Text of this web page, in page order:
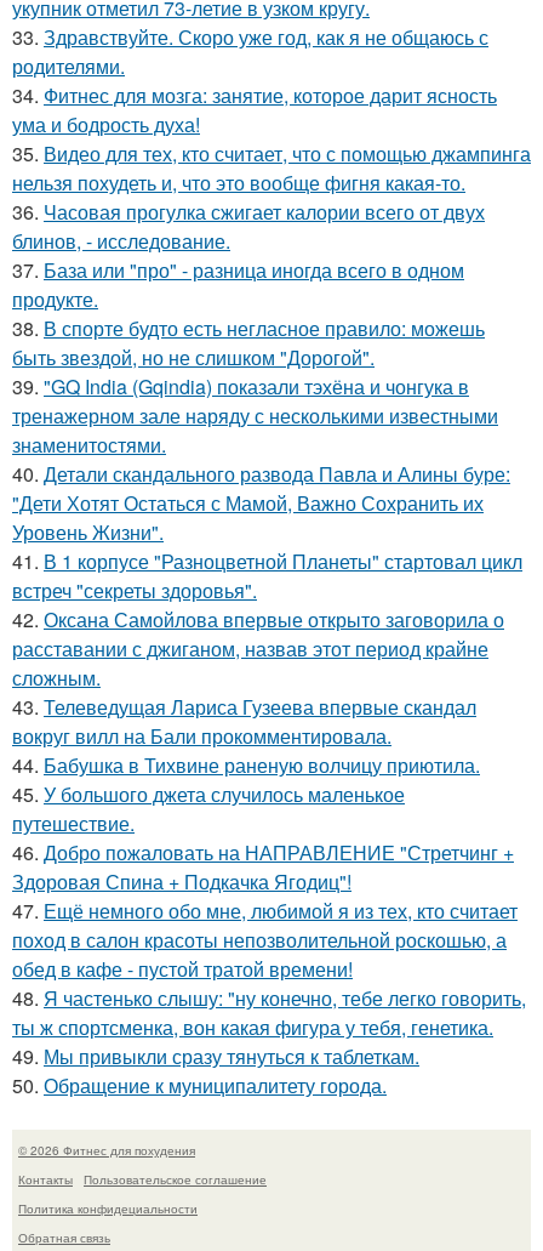
укупник отметил 73-летие в узком кругу.
33. Здравствуйте. Скоро уже год, как я не общаюсь с
родителями.
34. Фитнес для мозга: занятие, которое дарит ясность
ума и бодрость духа!
35. Видео для тех, кто считает, что с помощью джампинга
нельзя похудеть и, что это вообще фигня какая-то.
36. Часовая прогулка сжигает калории всего от двух
блинов, - исследование.
37. База или "про" - разница иногда всего в одном
продукте.
38. В спорте будто есть негласное правило: можешь
быть звездой, но не слишком "Дорогой".
39. "GQ India (Gqindia) показали тэхёна и чонгука в
тренажерном зале наряду с несколькими известными
знаменитостями.
40. Детали скандального развода Павла и Алины буре:
"Дети Хотят Остаться с Мамой, Важно Сохранить их
Уровень Жизни".
41. В 1 корпусе "Разноцветной Планеты" стартовал цикл
встреч "секреты здоровья".
42. Оксана Самойлова впервые открыто заговорила о
расставании с джиганом, назвав этот период крайне
сложным.
43. Телеведущая Лариса Гузеева впервые скандал
вокруг вилл на Бали прокомментировала.
44. Бабушка в Тихвине раненую волчицу приютила.
45. У большого джета случилось маленькое
путешествие.
46. Добро пожаловать на НАПРАВЛЕНИЕ "Стретчинг +
Здоровая Спина + Подкачка Ягодиц"!
47. Ещё немного обо мне, любимой я из тех, кто считает
поход в салон красоты непозволительной роскошью, а
обед в кафе - пустой тратой времени!
48. Я частенько слышу: "ну конечно, тебе легко говорить,
ты ж спортсменка, вон какая фигура у тебя, генетика.
49. Мы привыкли сразу тянуться к таблеткам.
50. Обращение к муниципалитету города.
© 2026 Фитнес для похудения
Контакты
Пользовательское соглашение
Политика конфидециальности
Обратная связь